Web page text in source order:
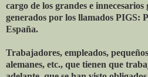
cargo de los grandes e
generados por los llamados PIGS:
España.
Trabajadores, empleados,
alemanes, etc., que tienen que